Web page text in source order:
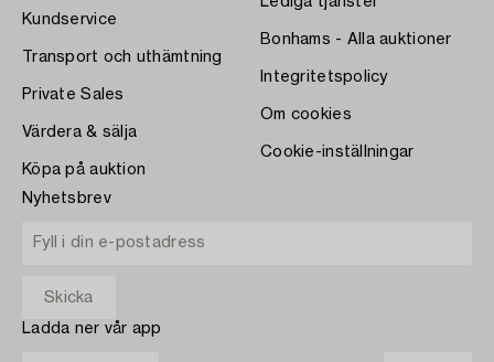
Kundservice
Transport och uthämtning
Private Sales
Värdera & sälja
Köpa på auktion
Bonhams - Alla auktioner
Integritetspolicy
Om cookies
Cookie-inställningar
Nyhetsbrev
Ladda ner vår app